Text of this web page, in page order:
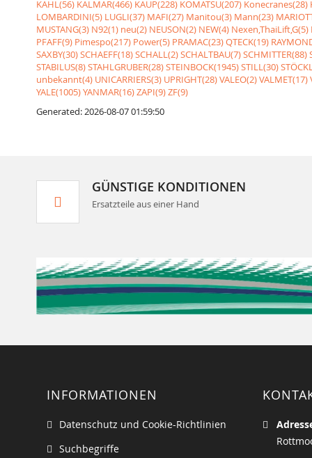
KAHL(56) KALMAR(466) KAUP(228) KOMATSU(207) Konecranes(28)
LOMBARDINI(5) LUGLI(37) MAFI(27) Manitou(3) Mann(23)
MUSTANG(3) N92(1) neu(2) NEUSON(2) NEW(4) Nexen,ThaiLift,G(5)
PFAFF(9) Pimespo(217) Power(5) PRAMAC(23)QTECK(19)
SAXBY(30)SCHAEFF(18)SCHALL(2)SCHALTBAU(7)SCHMITTER(88)
STABILUS(8)STAHLGRUBER(28)STEINBOCK(1945)STILL(30)
unbekannt(4) UNICARRIERS(3) UPRIGHT(28)VALEO(2)VALMET(17)
YALE(1005)YANMAR(16)ZAPI(9)ZF(9)
Generated: 2026-08-07 01:59:50
GÜNSTIGE KONDITIONEN
Ersatzteile aus einer Hand
INFORMATIONEN
Datenschutz und Cookie-Richtlinien
Suchbegriffe